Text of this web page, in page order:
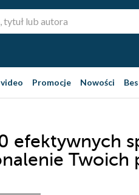
Promocje Nowości
efektywnych
Twoich